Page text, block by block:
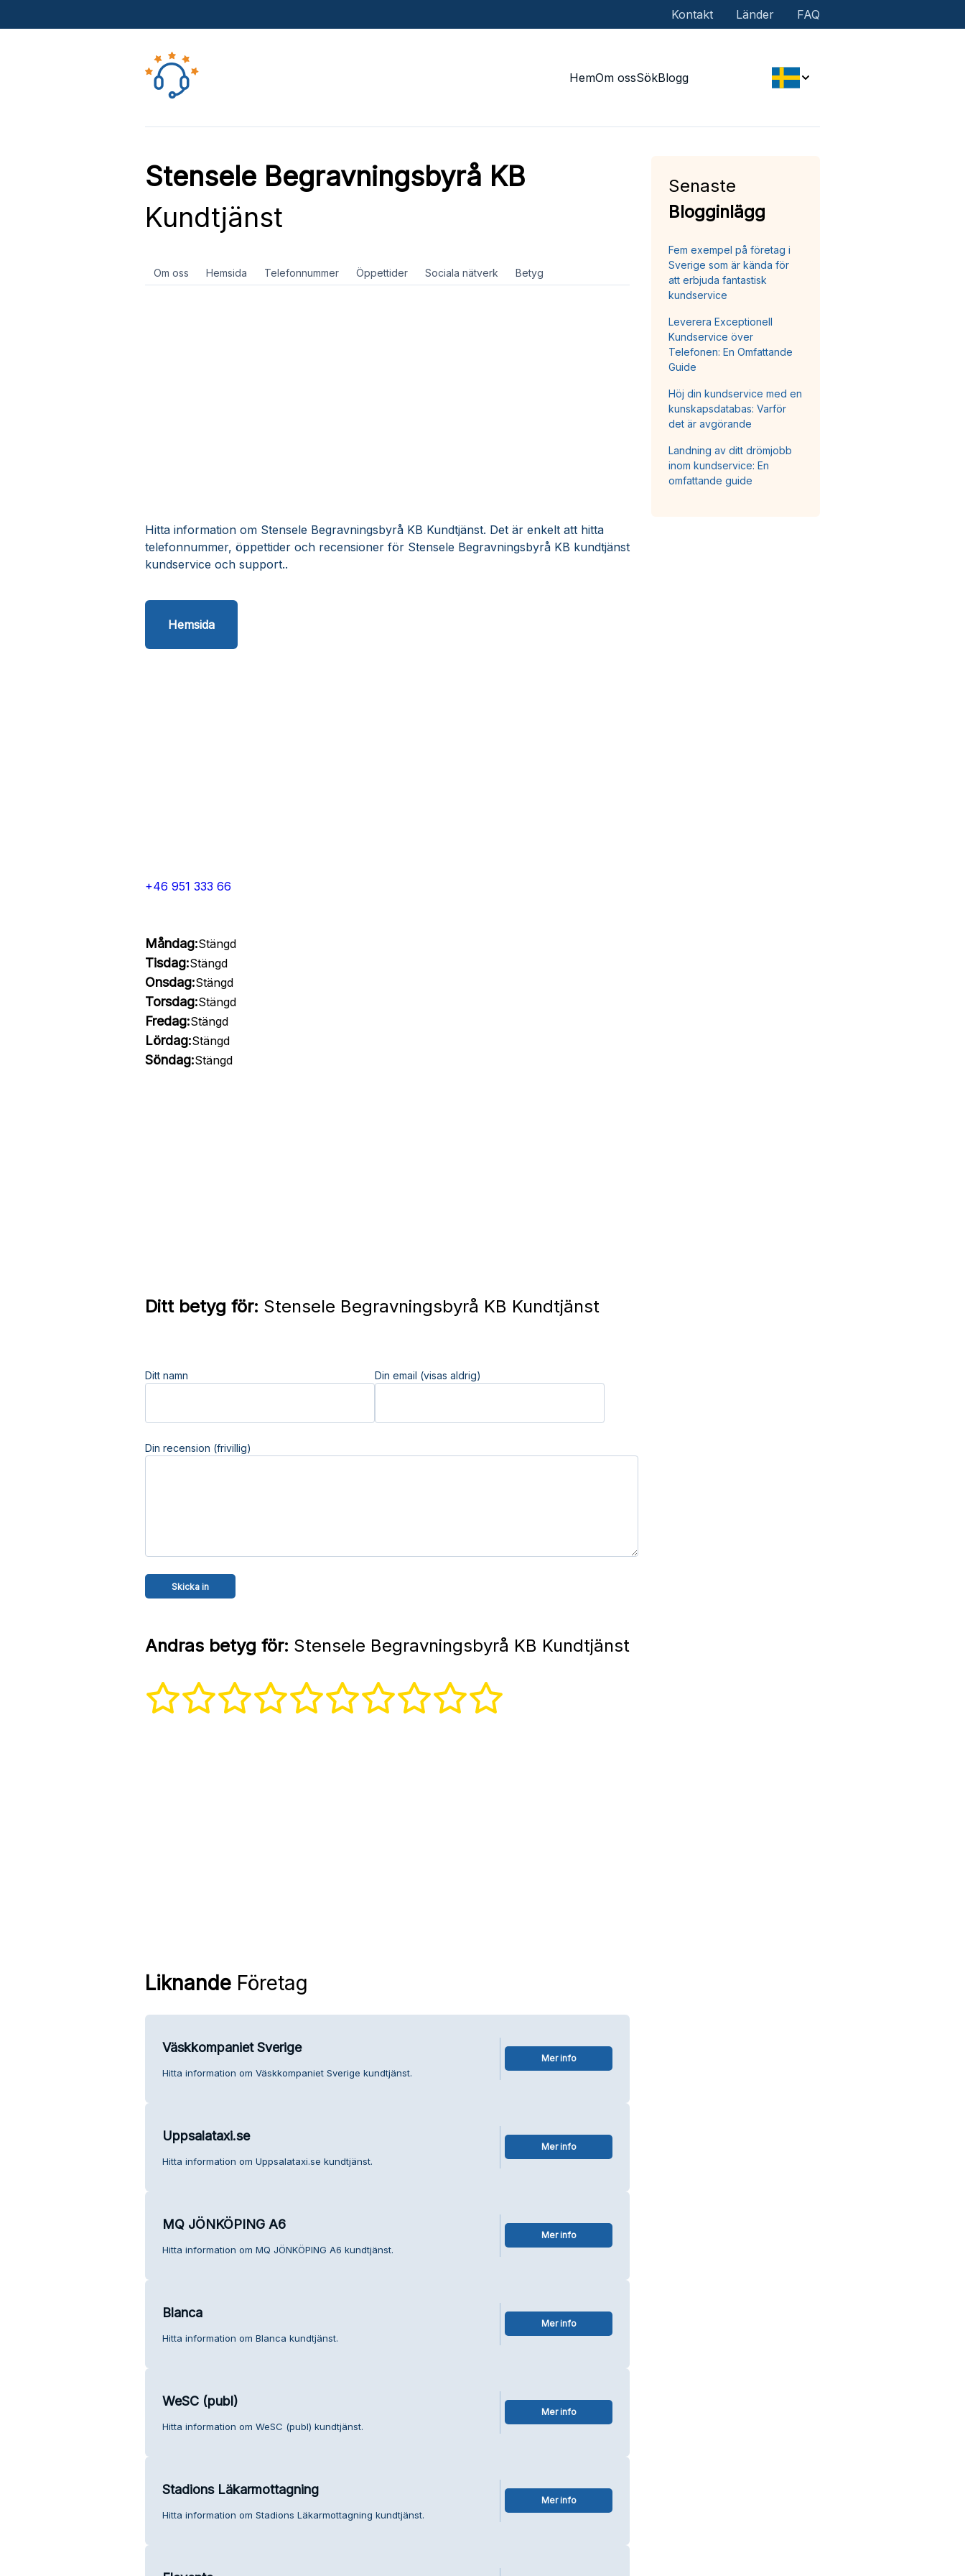
Kontakt Länder FAQ
HemOm ossSökBlogg
Stensele Begravningsbyrå KB
Kundtjänst
Om oss Hemsida Telefonnummer Öppettider Sociala nätverk Betyg
Hitta information om Stensele Begravningsbyrå KB Kundtjänst. Det är enkelt att hitta
telefonnummer, öppettider och recensioner för Stensele Begravningsbyrå KB kundtjänst
kundservice och support..
Hemsida
+46 951 333 66
Måndag:Stängd
Tisdag:Stängd
Onsdag:Stängd
Torsdag:Stängd
Fredag:Stängd
Lördag:Stängd
Söndag:Stängd
Ditt betyg för: Stensele Begravningsbyrå KB Kundtjänst
Ditt namn Din email (visas aldrig)
Din recension (frivillig)
Andras betyg för: Stensele Begravningsbyrå KB Kundtjänst
LiknandeFöretag
Väskkompaniet Sverige
Hitta information om Väskkompaniet Sverige kundtjänst.
Mer info
Uppsalataxi.se
Hitta information om Uppsalataxi.se kundtjänst.
Mer info
MQ JÖNKÖPING A6
Hitta information om MQ JÖNKÖPING A6 kundtjänst.
Mer info
Blanca
Hitta information om Blanca kundtjänst.
Mer info
WeSC (publ)
Hitta information om WeSC (publ) kundtjänst.
Mer info
Stadions Läkarmottagning
Hitta information om Stadions Läkarmottagning kundtjänst.
Mer info
Senaste
Blogginlägg
Fem exempel på företag i
Sverige som är kända för
att erbjuda fantastisk
kundservice
Leverera Exceptionell
Kundservice över
Telefonen: En Omfattande
Guide
Höj din kundservice med en
kunskapsdatabas: Varför
det är avgörande
Landning av ditt drömjobb
inom kundservice: En
omfattande guide